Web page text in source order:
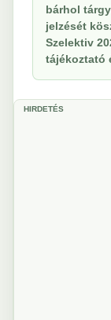
bárhol
jelzését
Szelektiv
tájékoztató
HIRDETÉS